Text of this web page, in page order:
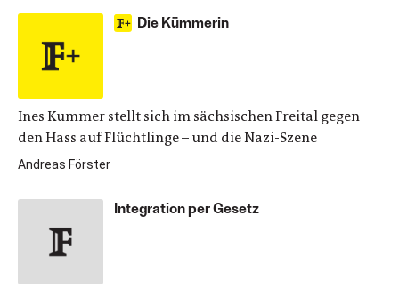
Die Kümmerin
Ines Kummer stellt sich im sächsischen Freital gegen
den Hass auf Flüchtlinge – und die Nazi-Szene
Andreas Förster
Integration per Gesetz